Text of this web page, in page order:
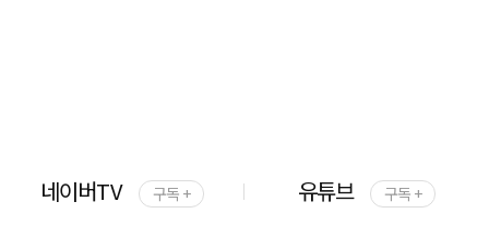
네이버TV 구독 + 유튜브 구독 +